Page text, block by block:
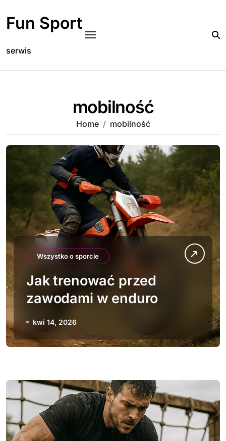
content
Fun Sport
serwis
mobilność
Home mobilność
Wszystko o sporcie
Jak trenować przed
zawodami w enduro
kwi 14, 2026